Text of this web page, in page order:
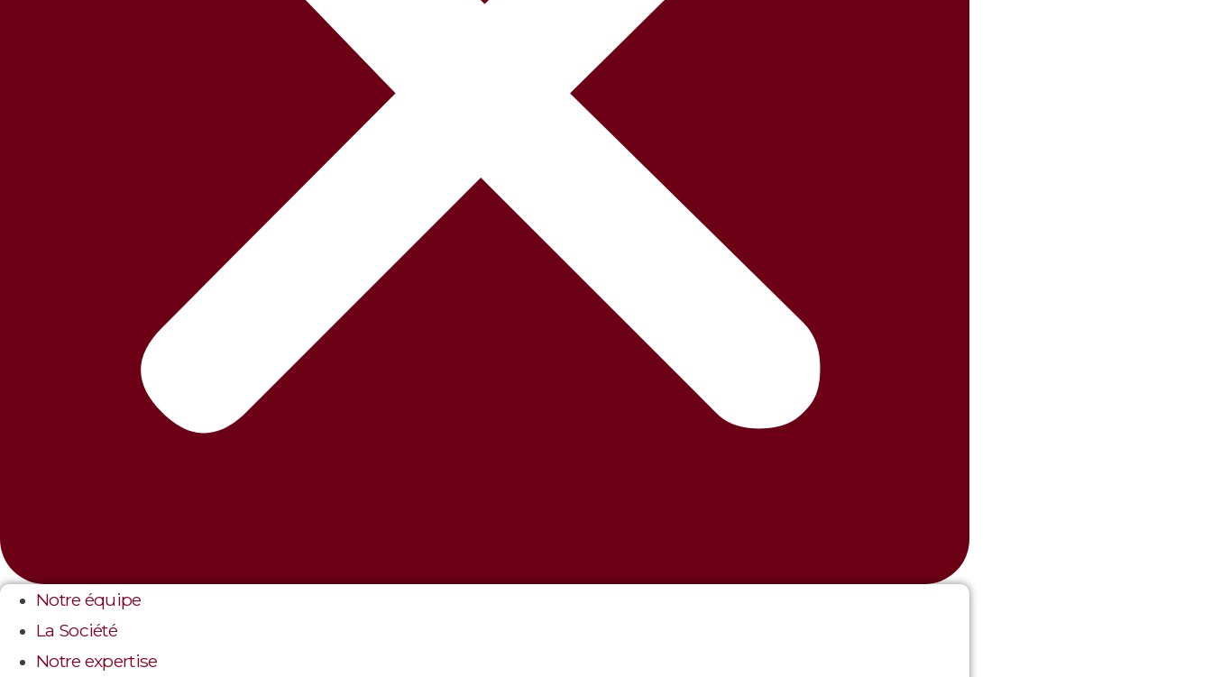
Notre équipe
La Société
Notre expertise